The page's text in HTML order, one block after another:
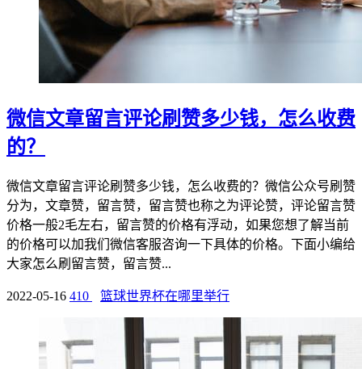
微信文章留言评论刷赞多少钱，怎么收费
的？
微信文章留言评论刷赞多少钱，怎么收费的？微信公众号刷赞
分为，文章赞，留言赞，留言赞也称之为评论赞，评论留言赞
价格一般2毛左右，留言赞的价格有浮动，如果您想了解当前
的价格可以加我们微信客服咨询一下具体的价格。下面小编给
大家怎么刷留言赞，留言赞...
2022-05-16 410 篮球世界杯在哪里举行